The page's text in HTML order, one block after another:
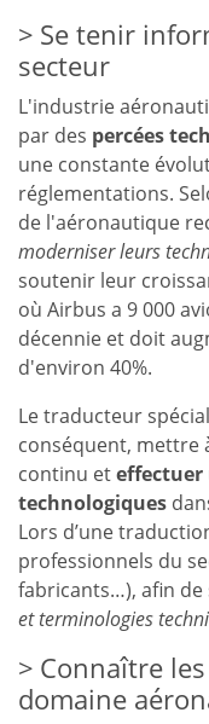
Se tenir
secteur
L'industrie
par des percées
une constante
réglementations.
de l'aéronautique
moderniser leurs
soutenir leur
où Airbus a 9 000
décennie et doit
d'environ 40%.
Le traducteur
conséquent, mettre
continu eteffectuer
technologiques
Lors d’une
professionnels du
fabricants…), afin de
et terminologies
Connaître
domaine